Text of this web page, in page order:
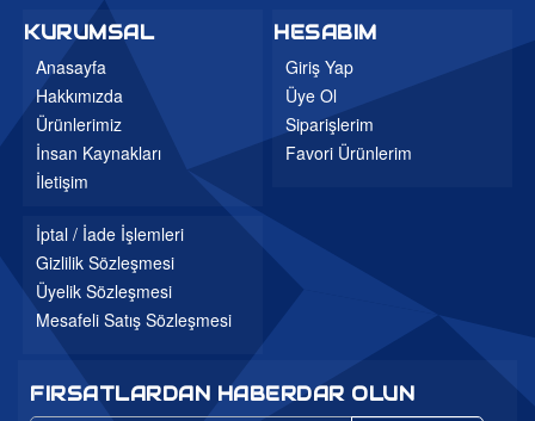
Bebek Odaları
Genç Odaları
Bahçe Mobilyaları
Düğün Paketleri
3'lü Setler
Mutfak Masa ve Sandalye
KURUMSAL
Anasayfa
Hakkımızda
Ürünlerimiz
İnsan Kaynakları
İletişim
HESABIM
Giriş Yap
Üye Ol
Siparişlerim
Favori Ürünlerim
İptal / İade İşlemleri
Gizlilik Sözleşmesi
Üyelik Sözleşmesi
Mesafeli Satış Sözleşmesi
FIRSATLARDAN HABERDAR OLUN